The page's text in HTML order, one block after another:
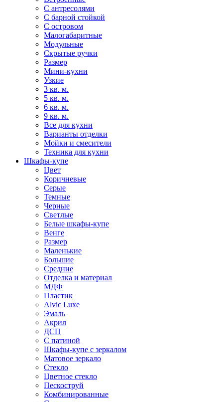
С антресолями
С барной стойкой
С островом
Малогабаритные
Модульные
Скрытые ручки
Размер
Мини-кухни
Узкие
3 кв. м.
5 кв. м.
6 кв. м.
9 кв. м.
Все для кухни
Варианты отделки
Мойки и смесители
Техника для кухни
Шкафы-купе
Цвет
Коричневые
Серые
Темные
Черные
Светлые
Белые шкафы-купе
Венге
Размер
Маленькие
Большие
Средние
Отделка и материал
МДФ
Пластик
Alvic Luxe
Эмаль
Акрил
ДСП
С патиной
Шкафы-купе с зеркалом
Матовое зеркало
Стекло
Цветное стекло
Пескоструй
Комбинированные